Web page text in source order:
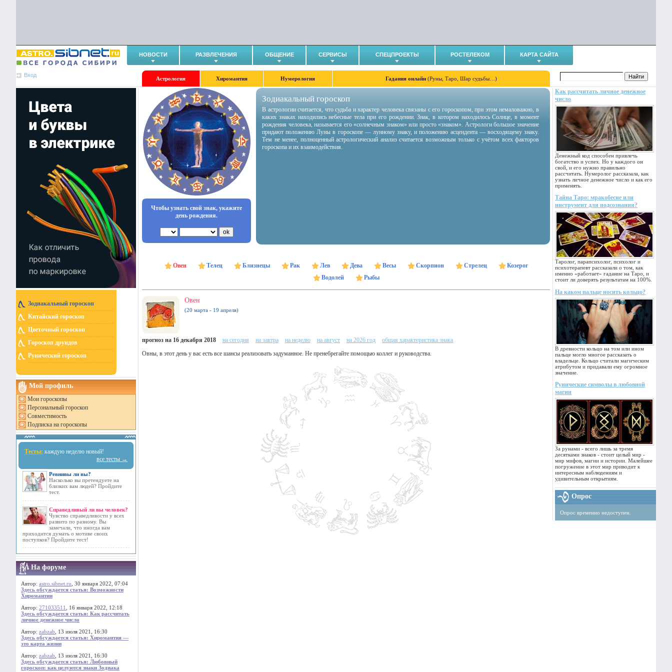
НОВОСТИ РАЗВЛЕЧЕНИЯ ОБЩЕНИЕ СЕРВИСЫ СПЕЦПРОЕКТЫ РОСТЕЛЕКОМ КАРТА САЙТА
Вход
Астрология Хиромантия Нумерология Гадания онлайн (Руны, Таро, Шар судьбы…)
Зодиакальный гороскоп
Китайский гороскоп
Цветочный гороскоп
Гороскоп друидов
Рунический гороскоп
Мой профиль
Мои гороскопы
Персональный гороскоп
Совместимость
Подписка на гороскопы
Тесты: каждую неделю новый!
все тесты →
Ревнивы ли вы?
Насколько вы претендуете на
близких вам людей? Пройдите
тест.
Справедливый ли вы человек?
Чувство справедливости у всех
развито по разному. Вы
замечали, что иногда вам
приходится думать о мотиве своих
поступков? Пройдите тест!
На форуме
Автор: astro.sibnet.ru , 30 января 2022, 07:04
Здесь обсуждается статья: Возможности
Хиромантии
Автор: 271033511
, 16 января 2022, 12:18
Здесь обсуждается статья: Как рассчитать
личное денежное число
Автор: zabzab , 13 июля 2021, 16:30
Здесь обсуждается статья: Хиромантия —
это карта жизни
Автор: zabzab , 13 июля 2021, 16:30
Здесь обсуждается статья: Любовный
гороскоп: как целуются знаки Зодиака
Как рассчитать личное денежное
число
Денежный код способен привлечь
богатство и успех. Но у каждого он
свой, и его нужно правильно
рассчитать. Нумеролог рассказала, как
узнать личное денежное число и как его
применять.
Тайна Таро: мракобесие или
инструмент для подсознания?
Таролог, парапсихолог, психолог и
психотерапевт рассказали о том, как
именно «работает» гадание на Таро, и
стоит ли доверять результатам на 100%.
На каком пальце носить кольцо?
В древности кольцо на том или ином
пальце могло многое рассказать о
владельце. Кольцо считали магическим
атрибутом и придавали ему огромное
значение.
Рунические символы в любовной
магии
За рунами - всего лишь за тремя
десятками знаков - стоит целый мир -
мир мифов, магии и истории. Малейшее
погружение в этот мир приводит к
интересным наблюдениям и
удивительным открытиям.
Опрос
Опрос временно недоступен.
Чтобы узнать свой знак, укажите
день рождения.
Зодиакальный гороскоп
В астрологии считается, что судьба и характер человека связаны с его гороскопом, при этом немаловажно, в
каких знаках находились небесные тела при его рождении. Знак, в котором находилось Солнце, в момент
рождения человека, называется его «солнечным знаком» или просто «знаком». Астрологи большое значение
придают положению Луны в гороскопе — лунному знаку, и положению асцендента — восходящему знаку.
Тем не менее, полноценный астрологический анализ считается возможным только с учётом всех факторов
гороскопа и их взаимодействия.
Овен Телец Близнецы Рак Лев Дева Весы Скорпион Стрелец
Козерог
Водолей
Рыбы
Овен
(20 марта - 19 апреля)
прогноз на 16 декабря 2018 на сегодня на завтра на неделю на август на 2026 год
общая характеристика знака
Овны, в этот день у вас есть все шансы реализовать задуманное. Не пренебрегайте помощью коллег и руководства.